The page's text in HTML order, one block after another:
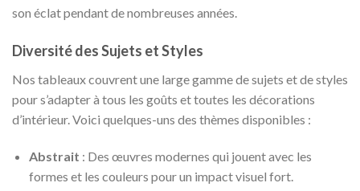
son éclat pendant de nombreuses années.
Diversité des Sujets et Styles
Nos tableaux couvrent une large gamme de sujets et de styles
pour s’adapter à tous les goûts et toutes les décorations
d’intérieur. Voici quelques-uns des thèmes disponibles :
Abstrait : Des œuvres modernes qui jouent avec les
formes et les couleurs pour un impact visuel fort.